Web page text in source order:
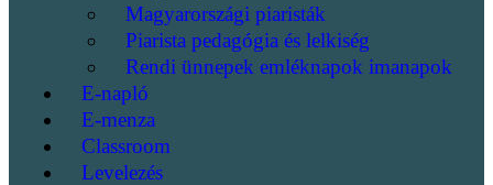
Magyarországi piaristák
Piarista pedagógia és lelkiség
Rendi ünnepek emléknapok imanapok
E-napló
E-menza
Classroom
Levelezés